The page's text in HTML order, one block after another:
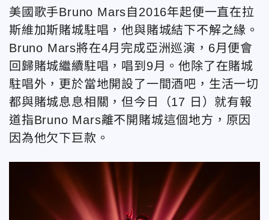
美國歌手Bruno Mars自2016年起便一直在拉
斯維加斯賭城駐唱，他與賭城結下不解之緣。
Bruno Mars將在4月完成亞洲巡演，6月便會
回歸賭城繼續駐唱，唱到9月。他除了在賭城
駐唱外，更於當地開設了一間酒吧，生活一切
都與賭城息息相關，但今日（17 日）就有報
道指Bruno Mars離不開賭城這個地方，原因
因為他欠下巨款。